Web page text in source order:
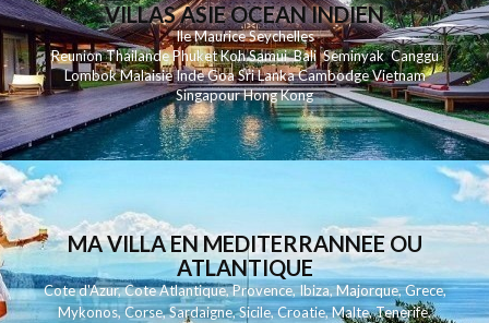
VILLAS ASIE OCEAN INDIEN
Ile MauriceSeychelles
ReunionThailandePhuketKohSamui Bali SeminyakCanggu
LombokMalaisieIndeGoaSri LankaCambodgeVietnam
SingapourHong Kong
MA VILLA EN MEDITERRANNEE OU
ATLANTIQUE
Cote d'Azur,Cote Atlantique,Provence,Ibiza,Majorque,Grece,
Mykonos,Corse,Sardaigne,Sicile,Croatie,Malte,Tenerife,